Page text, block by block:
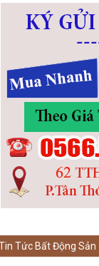
Tức Bất Động Sản